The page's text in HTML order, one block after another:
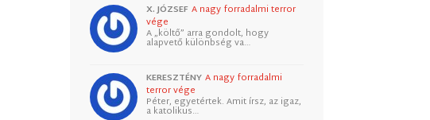
X. JÓZSEF A nagy forradalmi terror
vége
A „költő” arra gondolt, hogy
alapvető különbség va…
KERESZTÉNY A nagy forradalmi
terror vége
Péter, egyetértek. Amit írsz, az igaz,
a katolikus…